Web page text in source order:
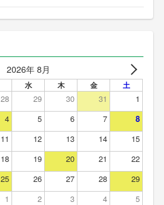
2026年 8月
水 木 金 土
28 29 30 31
1
4 5 6 7
8
11 12 13 14
15
18 19 20 21
22
25 26 27 28
29
1 2 3 4 5